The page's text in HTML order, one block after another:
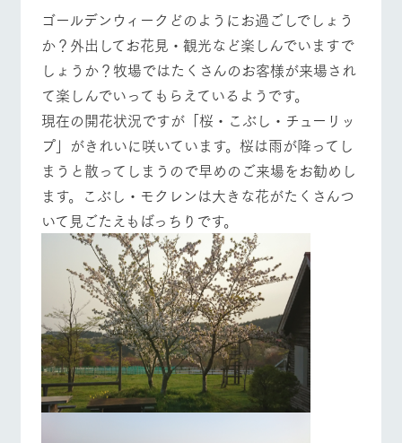
営業時
交通アク
よくいた
だく質問
団体のお
客様へ
ペットを
お連れの
施設・体験情報
フラワー
ガーデン
花のある美しい
自然環境の中、
季節の移り変わ
りを存分に味わ
う
動物とふ
れあう
触れて、感じ
て、学ぶ。館ヶ
森の雄大な自然
なかで動物とふ
れあう
体験
ツリーハウスや
各種体験教室な
ら学べる様々な
レストラ
ン
牧場の生産品を
知り尽くした料
理人が腕を振
い、ビュッフェ
スタイルで提供
ショップ
／お買い
物
丹精込めて育て
た生産品をはじ
め、牧場産の逸
品を取り揃えた
店舗
生産品を見る
ArkFarm Wedding
お知らせ
ブログ
お問い合わせ・資料請求
生産品カタログ・資料DL
English (Google Translate)
ネットショップ
牧場トップ 今日の牧場 牧場の楽しみ方
イベント/フェア レストラン/BBQ フラワーガーデン
動物とふれあう アクティビティ/体験
牧場マップを見る 周遊バス
ゴールデンウィークどのようにお過ごしでしょう
か？外出してお花見・観光など楽しんでいますで
しょうか？牧場ではたくさんのお客様が来場され
て楽しんでいってもらえているようです。
​現在の開花状況ですが「桜・こぶし・チューリッ
プ」がきれいに咲いています。桜は雨が降ってし
まうと散ってしまうので早めのご来場をお勧めし
ます。こぶし・モクレンは大きな花がたくさんつ
いて見ごたえもばっちりです。